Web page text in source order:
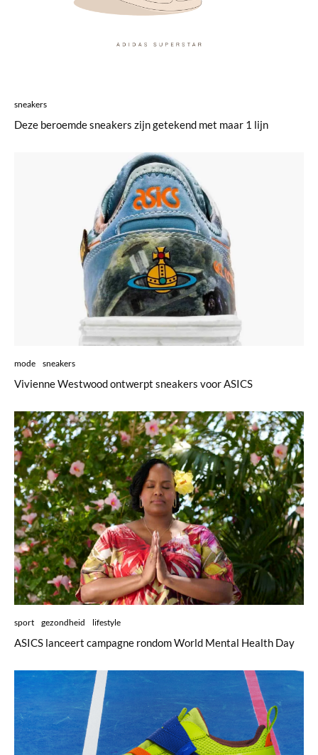
sneakers
Deze beroemde sneakers zijn getekend met maar 1 lijn
mode sneakers
Vivienne Westwood ontwerpt sneakers voor ASICS
sport gezondheid lifestyle
ASICS lanceert campagne rondom World Mental Health Day